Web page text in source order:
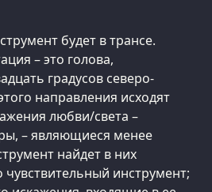
будет в трансе.
– это голова,
градусов северо-
направления исходят
любви/света –
– являющиеся менее
найдет в них
инструмент;